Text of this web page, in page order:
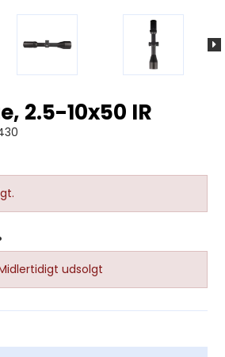
2.5-10x50 IR
udsolgt